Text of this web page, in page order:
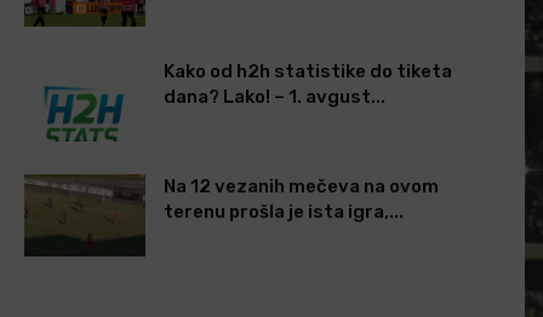
Kako od h2h statistike do tiketa
dana? Lako! – 1. avgust...
Na 12 vezanih mečeva na ovom
terenu prošla je ista igra,...